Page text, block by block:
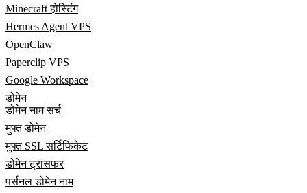
Minecraft होस्टिंग
Hermes Agent VPS
OpenClaw
Paperclip VPS
Google Workspace
डोमेन
डोमेन नाम सर्च
मुफ्त डोमेन
मुफ्त SSL सर्टिफिकेट
डोमेन ट्रांसफर
पर्सनल डोमेन नाम